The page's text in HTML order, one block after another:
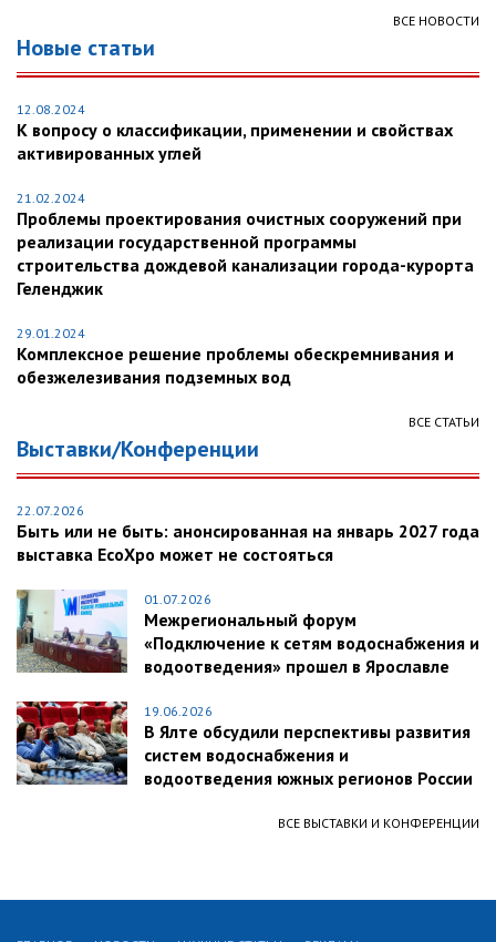
ВСЕ НОВОСТИ
Новые статьи
12.08.2024
К вопросу о классификации, применении и свойствах
активированных углей
21.02.2024
Проблемы проектирования очистных сооружений при
реализации государственной программы
строительства дождевой канализации города-курорта
Геленджик
29.01.2024
Комплексное решение проблемы обескремнивания и
обезжелезивания подземных вод
ВСЕ СТАТЬИ
Выставки/Конференции
22.07.2026
Быть или не быть: анонсированная на январь 2027 года
выставка EcoXpo может не состояться
01.07.2026
Межрегиональный форум
«Подключение к сетям водоснабжения и
водоотведения» прошел в Ярославле
19.06.2026
В Ялте обсудили перспективы развития
систем водоснабжения и
водоотведения южных регионов России
ВСЕ ВЫСТАВКИ И КОНФЕРЕНЦИИ